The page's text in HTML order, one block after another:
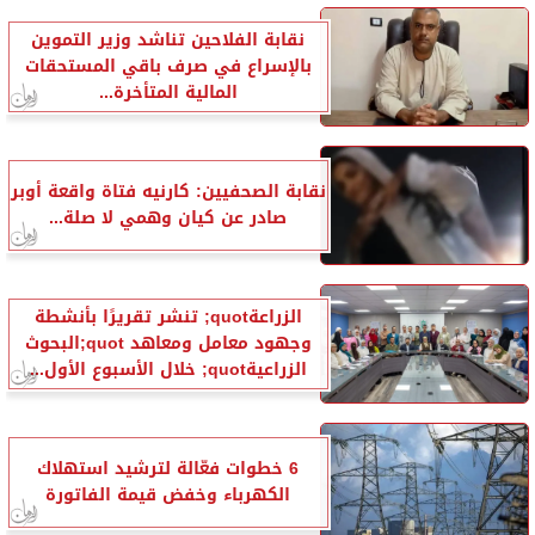
نقابة الفلاحين تناشد وزير التموين
بالإسراع في صرف باقي المستحقات
المالية المتأخرة...
نقابة الصحفيين: كارنيه فتاة واقعة أوبر
صادر عن كيان وهمي لا صلة...
الزراعةquot; تنشر تقريرًا بأنشطة
وجهود معامل ومعاهد quot;البحوث
الزراعيةquot; خلال الأسبوع الأول...
6 خطوات فعّالة لترشيد استهلاك
الكهرباء وخفض قيمة الفاتورة